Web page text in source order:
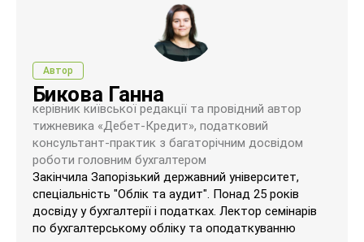
Автор
Бикова Ганна
керівник київської редакції та провідний автор
тижневика «Дебет-Кредит», податковий
консультант-практик з багаторічним досвідом
роботи головним бухгалтером
Закінчила Запорізький державний університет,
спеціальність "Облік та аудит". Понад 25 років
досвіду у бухгалтерії і податках. Лектор семінарів
по бухгалтерському обліку та оподаткуванню